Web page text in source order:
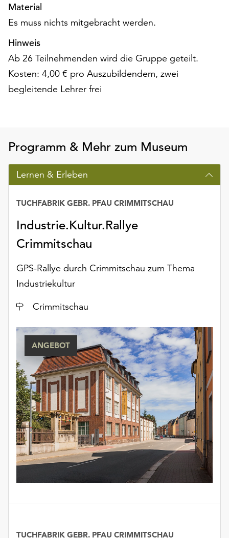
„Auswählen“.
Weitere
Informationen
finden
Sie
in
unserer
Material
Es muss nichts mitgebracht werden.
Hinweis
Ab 26 Teilnehmenden wird die Gruppe geteilt.
Kosten: 4,00 € pro Auszubildendem, zwei
begleitende Lehrer frei
Programm & Mehr zum Museum
Lernen & Erleben
Industrie.Kultur.Rallye
Crimmitschau
TUCHFABRIK GEBR. PFAU CRIMMITSCHAU
GPS-Rallye durch Crimmitschau zum Thema
Industriekultur
Ort
Crimmitschau
ANGEBOT
TUCHFABRIK GEBR. PFAU CRIMMITSCHAU